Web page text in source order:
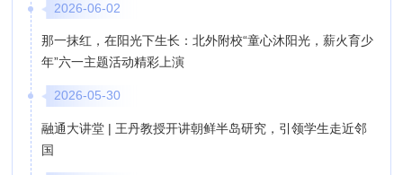
2026-06-02
那一抹红，在阳光下生长：北外附校“童心沐阳光，薪火育少
年”六一主题活动精彩上演
2026-05-30
融通大讲堂 | 王丹教授开讲朝鲜半岛研究，引领学生走近邻
国